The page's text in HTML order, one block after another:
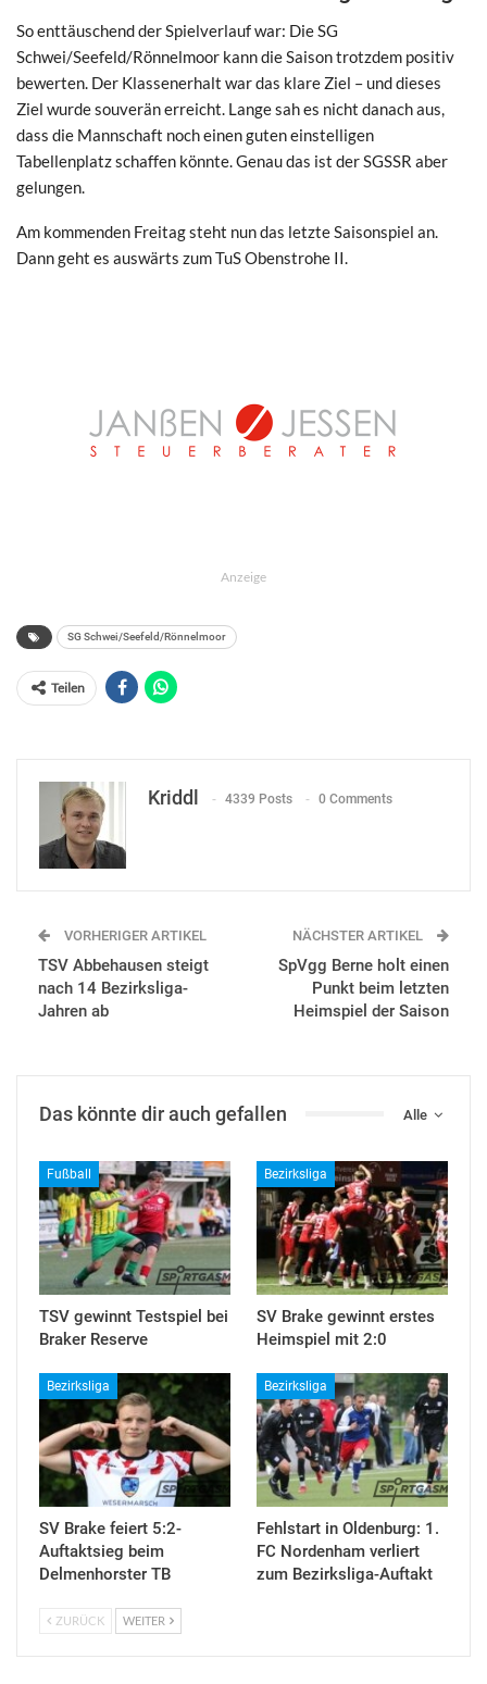
So enttäuschend der Spielverlauf war: Die SG
Schwei/Seefeld/Rönnelmoor kann die Saison trotzdem positiv
bewerten. Der Klassenerhalt war das klare Ziel – und dieses
Ziel wurde souverän erreicht. Lange sah es nicht danach aus,
dass die Mannschaft noch einen guten einstelligen
Tabellenplatz schaffen könnte. Genau das ist der SGSSR aber
gelungen.
Am kommenden Freitag steht nun das letzte Saisonspiel an.
Dann geht es auswärts zum TuS Obenstrohe II.
Anzeige
SG Schwei/Seefeld/Rönnelmoor
Teilen
Kriddl 4339 Posts 0 Comments
VORHERIGER ARTIKEL
TSV Abbehausen steigt
nach 14 Bezirksliga-
Jahren ab
NÄCHSTER ARTIKEL
SpVgg Berne holt einen
Punkt beim letzten
Heimspiel der Saison
Alle
Das könnte dir auch gefallen
Fußball
TSV gewinnt Testspiel bei
Braker Reserve
Bezirksliga
SV Brake gewinnt erstes
Heimspiel mit 2:0
Bezirksliga
SV Brake feiert 5:2-
Auftaktsieg beim
Delmenhorster TB
Bezirksliga
Fehlstart in Oldenburg: 1.
FC Nordenham verliert
zum Bezirksliga-Auftakt
ZURÜCK WEITER